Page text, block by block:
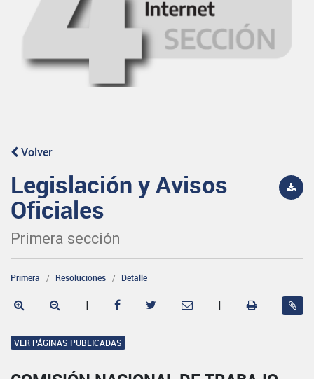
Volver
Legislación y Avisos
Oficiales
Primera sección
Primera Resoluciones Detalle
| |
VER PÁGINAS PUBLICADAS